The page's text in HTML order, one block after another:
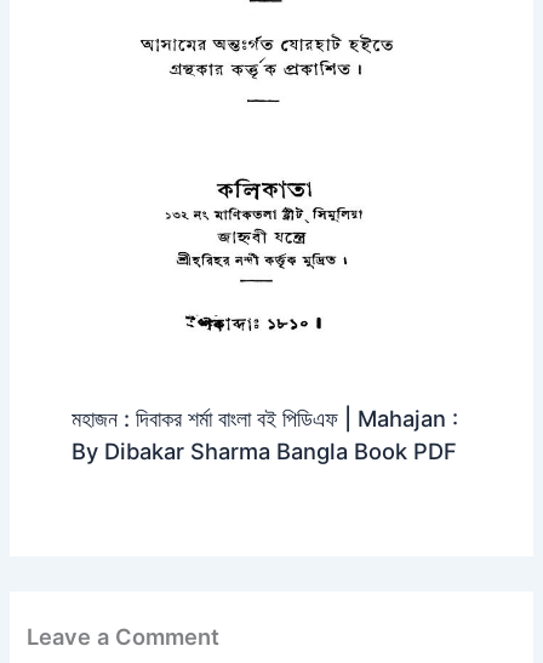
মহাজন : দিবাকর শর্মা বাংলা বই পিডিএফ | Mahajan :
By Dibakar Sharma Bangla Book PDF
Leave a Comment